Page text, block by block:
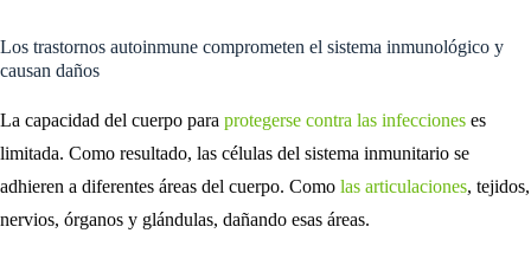
Los trastornos autoinmune comprometen el sistema inmunológico y
causan daños
La capacidad del cuerpo para protegerse contra las infecciones es
limitada. Como resultado, las células del sistema inmunitario se
adhieren a diferentes áreas del cuerpo. Como las articulaciones, tejidos,
nervios, órganos y glándulas, dañando esas áreas.